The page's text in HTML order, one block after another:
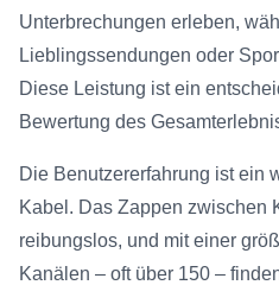
Unterbrechungen erleben,
Lieblingssendungen oder
Diese Leistung ist ein
Bewertung des
Die Benutzererfahrung ist ein
Kabel. Das Zappen zwischen
reibungslos, und mit einer
Kanälen – oft über 150 –